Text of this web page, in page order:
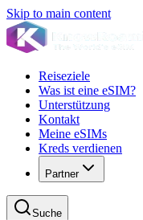
Skip to main content
Reiseziele
Was ist eine eSIM?
Unterstützung
Kontakt
Meine eSIMs
Kreds verdienen
Partner
Suche